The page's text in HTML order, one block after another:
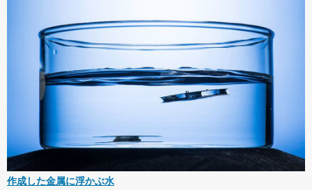
作成した金属に浮かぶ水